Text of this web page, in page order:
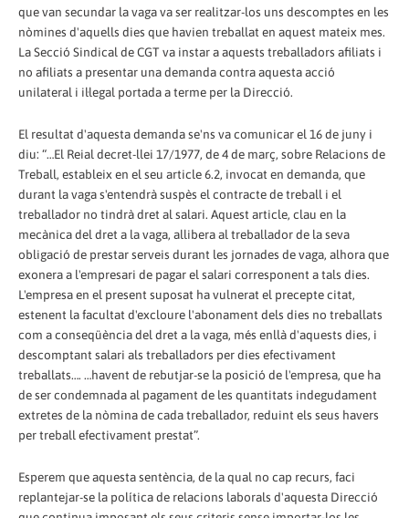
que van secundar la vaga va ser realitzar-los uns descomptes en les
nòmines d'aquells dies que havien treballat en aquest mateix mes.
La Secció Sindical de CGT va instar a aquests treballadors afiliats i
no afiliats a presentar una demanda contra aquesta acció
unilateral i il·legal portada a terme per la Direcció.
El resultat d'aquesta demanda se'ns va comunicar el 16 de juny i
diu: “…El Reial decret-llei 17/1977, de 4 de març, sobre Relacions de
Treball, estableix en el seu article 6.2, invocat en demanda, que
durant la vaga s'entendrà suspès el contracte de treball i el
treballador no tindrà dret al salari. Aquest article, clau en la
mecànica del dret a la vaga, allibera al treballador de la seva
obligació de prestar serveis durant les jornades de vaga, alhora que
exonera a l'empresari de pagar el salari corresponent a tals dies.
L'empresa en el present suposat ha vulnerat el precepte citat,
estenent la facultat d'excloure l'abonament dels dies no treballats
com a conseqüència del dret a la vaga, més enllà d'aquests dies, i
descomptant salari als treballadors per dies efectivament
treballats…. …havent de rebutjar-se la posició de l'empresa, que ha
de ser condemnada al pagament de les quantitats indegudament
extretes de la nòmina de cada treballador, reduint els seus havers
per treball efectivament prestat”.
Esperem que aquesta sentència, de la qual no cap recurs, faci
replantejar-se la política de relacions laborals d'aquesta Direcció